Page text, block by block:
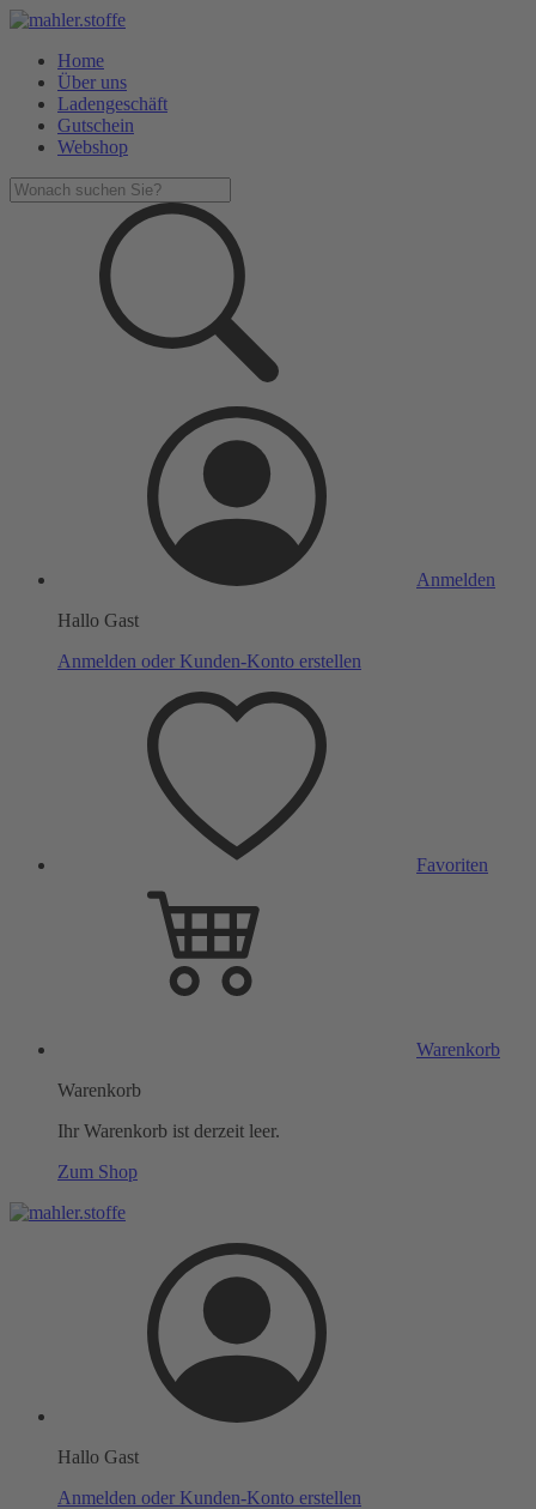
Home
Über uns
Ladengeschäft
Gutschein
Webshop
Anmelden
Hallo Gast
Anmelden oder Kunden-Konto erstellen
Favoriten
Warenkorb
Warenkorb
Ihr Warenkorb ist derzeit leer.
Zum Shop
Hallo Gast
Anmelden oder Kunden-Konto erstellen